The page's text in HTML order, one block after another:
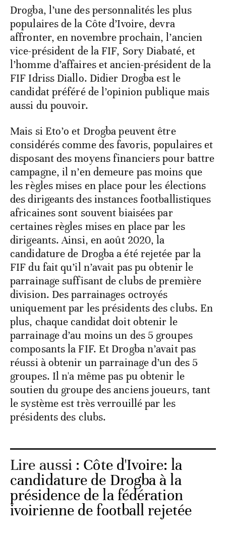
Drogba, l’une des personnalités les plus
populaires de la Côte d’Ivoire, devra
affronter, en novembre prochain, l’ancien
vice-président de la FIF, Sory Diabaté, et
l’homme d’affaires et ancien-président de la
FIF Idriss Diallo. Didier Drogba est le
candidat préféré de l’opinion publique mais
aussi du pouvoir.
Mais si Eto’o et Drogba peuvent être
considérés comme des favoris, populaires et
disposant des moyens financiers pour battre
campagne, il n’en demeure pas moins que
les règles mises en place pour les élections
des dirigeants des instances footballistiques
africaines sont souvent biaisées par
certaines règles mises en place par les
dirigeants. Ainsi, en août 2020, la
candidature de Drogba a été rejetée par la
FIF du fait qu’il n’avait pas pu obtenir le
parrainage suffisant de clubs de première
division. Des parrainages octroyés
uniquement par les présidents des clubs. En
plus, chaque candidat doit obtenir le
parrainage d’au moins un des 5 groupes
composants la FIF. Et Drogba n’avait pas
réussi à obtenir un parrainage d’un des 5
groupes. Il n'a même pas pu obtenir le
soutien du groupe des anciens joueurs, tant
le système est très verrouillé par les
présidents des clubs.
Lire aussi : Côte d'Ivoire: la
candidature de Drogba à la
présidence de la fédération
ivoirienne de football rejetée